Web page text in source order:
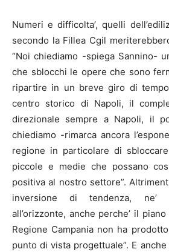
Numeri e difficolta’, quelli
secondo la Fillea Cgil
“Noi chiediamo -spiega Sannino-
che sblocchi le opere che sono
ripartire in un breve giro di
centro storico di Napoli, il
direzionale sempre a Napoli, il
chiediamo -rimarca ancora
regione in particolare di
piccole e medie che possano
positiva al nostro settore”.
inversione di tendenza, ne’
all’orizzonte, anche perche’ il
Regione Campania non ha
punto di vista progettuale”. E